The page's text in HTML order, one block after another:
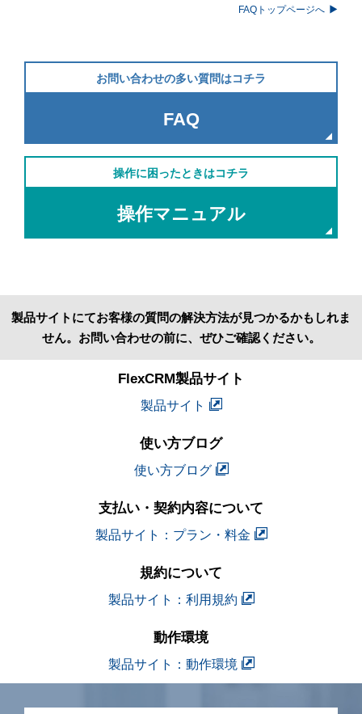
FAQトップページへ
お問い合わせの多い質問はコチラ
FAQ
操作に困ったときはコチラ
操作マニュアル
製品サイトにてお客様の質問の解決方法が見つかるかもしれま
せん。お問い合わせの前に、ぜひご確認ください。
FlexCRM製品サイト
製品サイト
使い方ブログ
使い方ブログ
支払い・契約内容について
製品サイト：プラン・料金
規約について
製品サイト：利用規約
動作環境
製品サイト：動作環境